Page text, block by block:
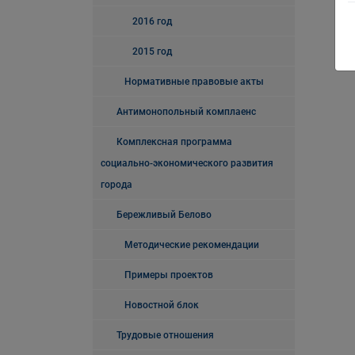
2016 год
2015 год
Нормативные правовые акты
Антимонопольный комплаенс
Комплексная программа
социально-экономического развития
города
Бережливый Белово
Методические рекомендации
Примеры проектов
Новостной блок
Трудовые отношения